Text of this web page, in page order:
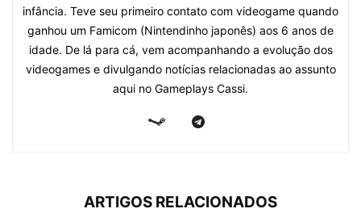
infância. Teve seu primeiro contato com videogame quando
ganhou um Famicom (Nintendinho japonês) aos 6 anos de
idade. De lá para cá, vem acompanhando a evolução dos
videogames e divulgando notícias relacionadas ao assunto
aqui no Gameplays Cassi.
ARTIGOS RELACIONADOS